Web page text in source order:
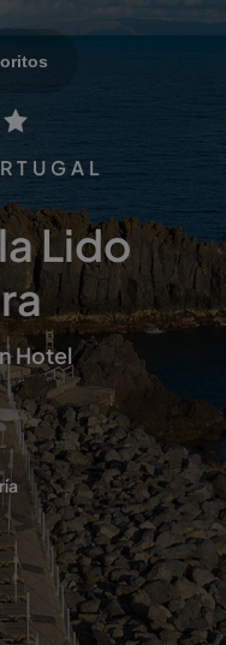
Lido
Hotel